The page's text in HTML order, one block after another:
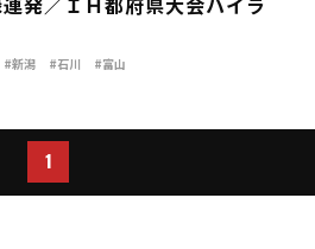
発／ＩＨ都府県大会ハイラ
#新潟 #石川 #富山
1